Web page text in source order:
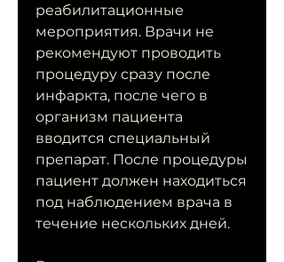
реабилитационные
мероприятия. Врачи не
рекомендуют проводить
процедуру сразу после
инфаркта, после чего в
организм пациента
вводится специальный
препарат. После процедуры
пациент должен находиться
под наблюдением врача в
течение нескольких дней.